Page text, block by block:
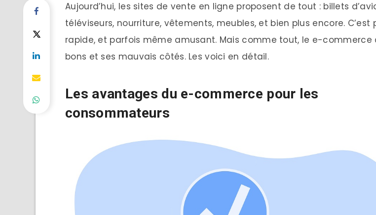
Aujourd’hui, les sites de vente en ligne proposent de tout : billets
téléviseurs, nourriture, vêtements, meubles, et bien plus encore. C’est
rapide, et parfois même amusant. Mais comme tout, le e-commerce
bons et ses mauvais côtés. Les voici en détail.
Les avantages du e-commerce pour les
consommateurs